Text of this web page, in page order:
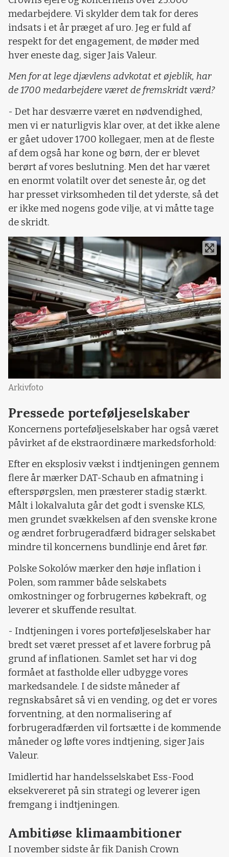
medarbejdere. Vi skylder dem tak for deres
indsats i et år præget af uro. Jeg er fuld af
respekt for det engagement, de møder med
hver eneste dag, siger Jais Valeur.
Men for at lege djævlens advkotat et øjeblik, har
de 1700 medarbejdere været de fremskridt værd?
- Det har desværre været en nødvendighed,
men vi er naturligvis klar over, at det ikke alene
er gået udover 1700 kollegaer, men at de fleste
af dem også har kone og børn, der er blevet
berørt af vores beslutning. Men det har været
en enormt volatilt over det seneste år, og det
har presset virksomheden til det yderste, så det
er ikke med nogens gode vilje, at vi måtte tage
de skridt.
Arkivfoto
Pressede porteføljeselskaber
Koncernens porteføljeselskaber har også været
påvirket af de ekstraordinære markedsforhold:
Efter en eksplosiv vækst i indtjeningen gennem
flere år mærker DAT-Schaub en afmatning i
efterspørgslen, men præsterer stadig stærkt.
Målt i lokalvaluta går det godt i svenske KLS,
men grundet svækkelsen af den svenske krone
og ændret forbrugeradfærd bidrager selskabet
mindre til koncernens bundlinje end året før.
Polske Sokolów mærker den høje inflation i
Polen, som rammer både selskabets
omkostninger og forbrugernes købekraft, og
leverer et skuffende resultat.
- Indtjeningen i vores porteføljeselskaber har
bredt set været presset af et lavere forbrug på
grund af inflationen. Samlet set har vi dog
formået at fastholde eller udbygge vores
markedsandele. I de sidste måneder af
regnskabsåret så vi en vending, og det er vores
forventning, at den normalisering af
forbrugeradfærden vil fortsætte i de kommende
måneder og løfte vores indtjening, siger Jais
Valeur.
Imidlertid har handelsselskabet Ess-Food
eksekvereret på sin strategi og leverer igen
fremgang i indtjeningen.
Ambitiøse klimaambitioner
I november sidste år fik Danish Crown